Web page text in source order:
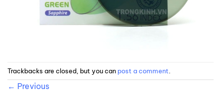
Trackbacks are closed, but you can post a comment
← Previous